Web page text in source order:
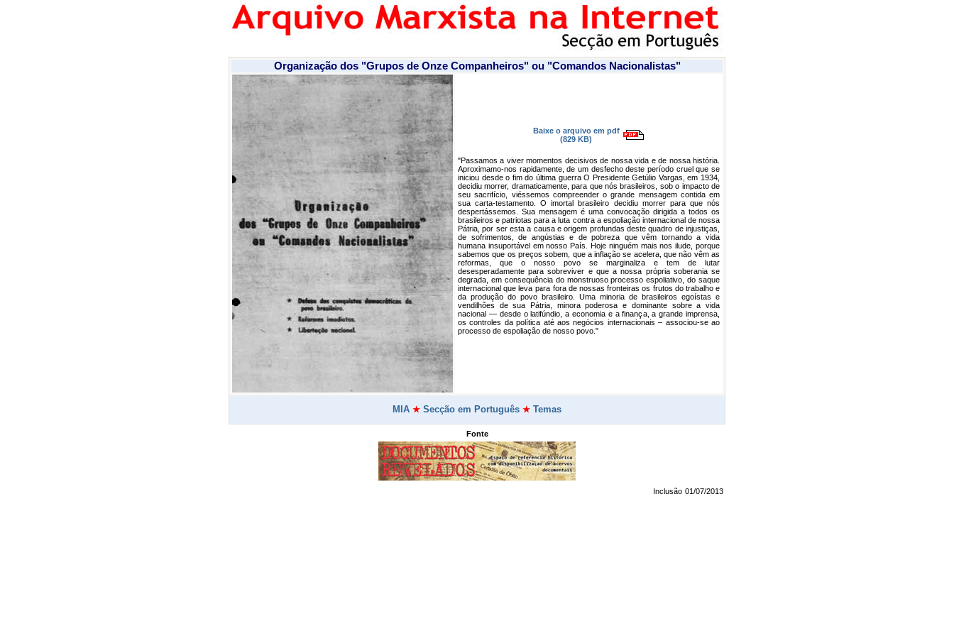
Organização dos "Grupos de Onze Companheiros" ou "Comandos Nacionalistas"
Baixe o arquivo em pdf
(829 KB)
"Passamos a viver momentos decisivos de nossa vida e de nossa história.
Aproximamo-nos rapidamente, de um desfecho deste período cruel que se
iniciou desde o fim do última guerra O Presidente Getúlio Vargas, em 1934,
decidiu morrer, dramaticamente, para que nós brasileiros, sob o impacto de
seu sacrifício, viéssemos compreender o grande mensagem contida em
sua carta-testamento. O imortal brasileiro decidiu morrer para que nós
despertássemos. Sua mensagem é uma convocação dirigida a todos os
brasileiros e patriotas para a luta contra a espoliação internacional de nossa
Pátria, por ser esta a causa e origem profundas deste quadro de injustiças,
de sofrimentos, de angústias e de pobreza que vêm tornando a vida
humana insuportável em nosso País. Hoje ninguém mais nos ilude, porque
sabemos que os preços sobem, que a inflação se acelera, que não vêm as
reformas, que o nosso povo se marginaliza e tem de lutar
desesperadamente para sobreviver e que a nossa própria soberania se
degrada, em consequência do monstruoso processo espoliativo, do saque
internacional que leva para fora de nossas fronteiras os frutos do trabalho e
da produção do povo brasileiro. Uma minoria de brasileiros egoístas e
vendilhões de sua Pátria, minora poderosa e dominante sobre a vida
nacional — desde o latifúndio, a economia e a finança, a grande imprensa,
os controles da política até aos negócios internacionais – associou-se ao
processo de espoliação de nosso povo."
MIA ★ Secção em Português ★ Temas
Fonte
Inclusão 01/07/2013